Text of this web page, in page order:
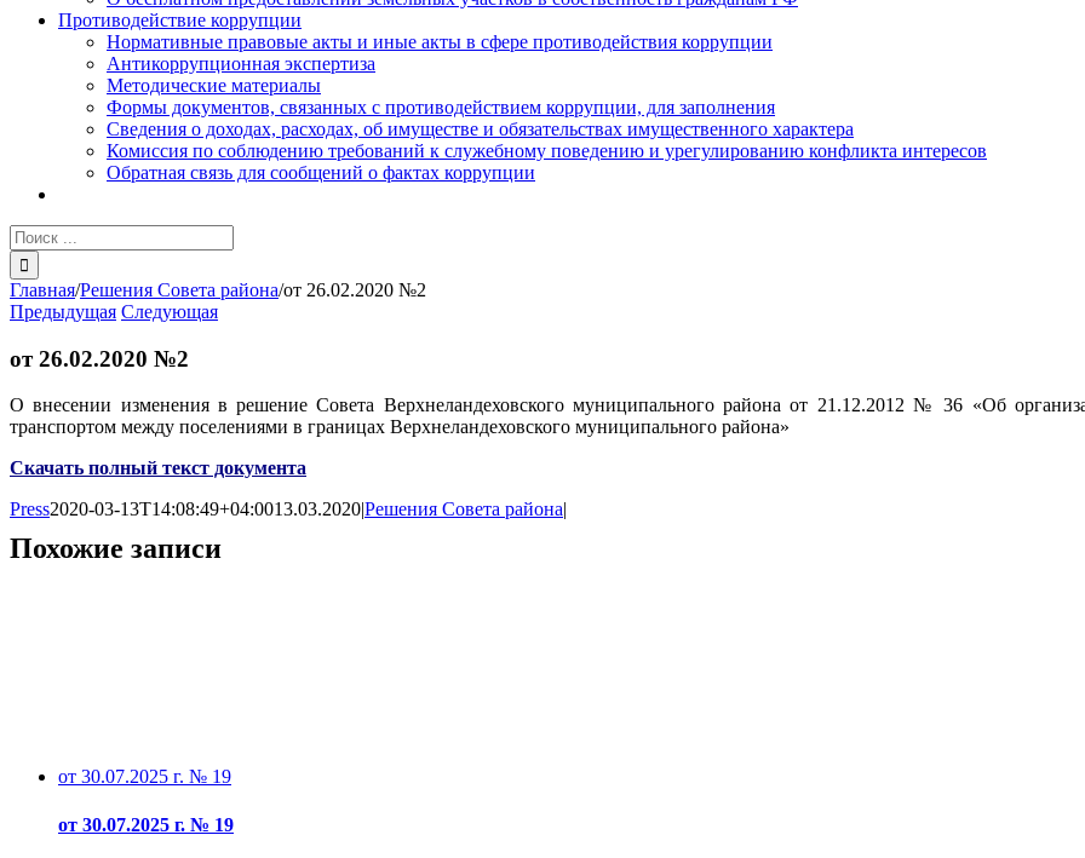
Противодействие коррупции
Нормативные правовые акты и иные акты в сфере противодействия коррупции
Антикоррупционная экспертиза
Методические материалы
Формы документов, связанных с противодействием коррупции, для заполнения
Сведения о доходах, расходах, об имуществе и обязательствах имущественного характера
Комиссия по соблюдению требований к служебному поведению и урегулированию конфликта интересов
Обратная связь для сообщений о фактах коррупции
Результат
поиска:
Главная/Решения Совета района/от 26.02.2020 №2
Предыдущая Следующая
от 26.02.2020 №2
О внесении изменения в решение Совета Верхнеландеховского муниципального района от 21.12.2012 № 36 «Об
транспортом между поселениями в границах Верхнеландеховского муниципального района»
Скачать полный текст документа
Press2020-03-13T14:08:49+04:0013.03.2020|Решения Совета района|
Похожие записи
от 30.07.2025 г. № 19
от 30.07.2025 г. № 19